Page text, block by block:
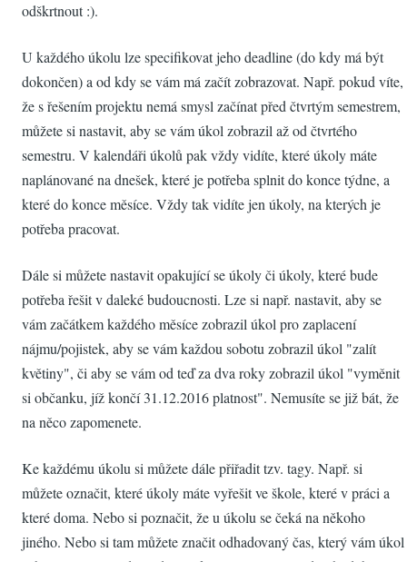
odškrtnout :).
U každého úkolu lze specifikovat jeho deadline (do kdy má být
dokončen) a od kdy se vám má začít zobrazovat. Např. pokud víte,
že s řešením projektu nemá smysl začínat před čtvrtým semestrem,
můžete si nastavit, aby se vám úkol zobrazil až od čtvrtého
semestru. V kalendáři úkolů pak vždy vidíte, které úkoly máte
naplánované na dnešek, které je potřeba splnit do konce týdne, a
které do konce měsíce. Vždy tak vidíte jen úkoly, na kterých je
potřeba pracovat.
Dále si můžete nastavit opakující se úkoly či úkoly, které bude
potřeba řešit v daleké budoucnosti. Lze si např. nastavit, aby se
vám začátkem každého měsíce zobrazil úkol pro zaplacení
nájmu/pojistek, aby se vám každou sobotu zobrazil úkol "zalít
květiny", či aby se vám od teď za dva roky zobrazil úkol "vyměnit
si občanku, jíž končí 31.12.2016 platnost". Nemusíte se již bát, že
na něco zapomenete.
Ke každému úkolu si můžete dále přiřadit tzv. tagy. Např. si
můžete označit, které úkoly máte vyřešit ve škole, které v práci a
které doma. Nebo si poznačit, že u úkolu se čeká na někoho
jiného. Nebo si tam můžete značit odhadovaný čas, který vám úkol